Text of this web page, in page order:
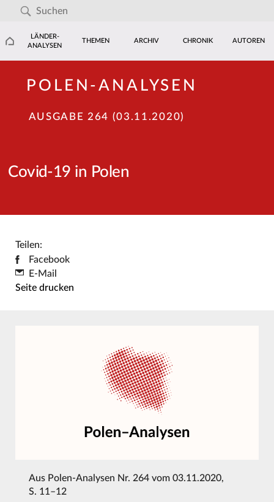
LÄNDER-
ANALYSEN
THEMEN ARCHIV CHRONIK AUTOREN
POLEN-ANALYSEN
AUSGABE 264 (03.11.2020)
Covid-19 in Polen
Teilen:
Facebook
E-Mail
Seite drucken
Aus Polen-Analysen Nr. 264 vom 03.11.2020,
S. 11–12